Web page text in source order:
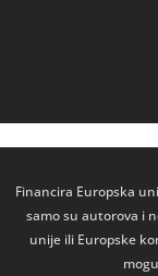
Financira Europska
samo su autorova i
unije ili Europske